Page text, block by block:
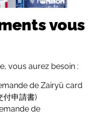
vous
vous aurez besoin :
de Zairyū card
付申請書)
de